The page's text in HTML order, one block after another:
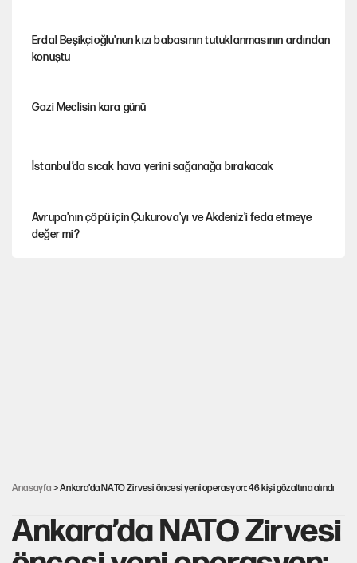
Erdal Beşikçioğlu'nun kızı babasının tutuklanmasının ardından
konuştu
Gazi Meclisin kara günü
İstanbul’da sıcak hava yerini sağanağa bırakacak
Avrupa'nın çöpü için Çukurova'yı ve Akdeniz'i feda etmeye
değer mi?
Anasayfa > Ankara’da NATO Zirvesi öncesi yeni operasyon: 46 kişi gözaltına alındı
Ankara’da NATO Zirvesi